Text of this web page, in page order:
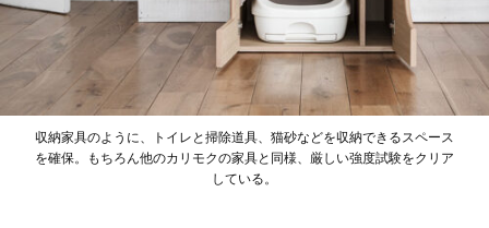
収納家具のように、トイレと掃除道具、猫砂などを収納できるスペース
を確保。もちろん他のカリモクの家具と同様、厳しい強度試験をクリア
している。